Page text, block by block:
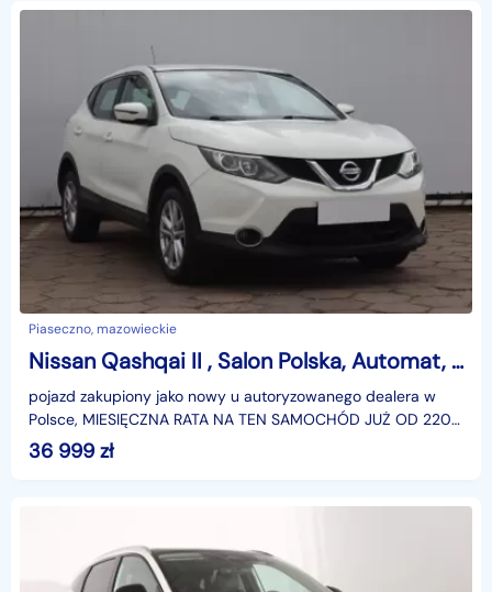
Piaseczno, mazowieckie
Nissan Qashqai II , Salon Polska, Automat, Klimatronic, Tempomat, Parktronic
pojazd zakupiony jako nowy u autoryzowanego dealera w
Polsce, MIESIĘCZNA RATA NA TEN SAMOCHÓD JUŻ OD 220
PLN*Podana w ogłoszeniu lokalizacja pojazdu jest aktua
36 999 zł